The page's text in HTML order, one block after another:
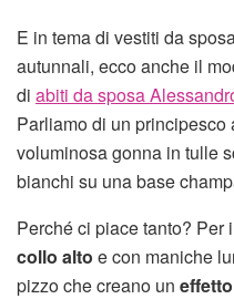
E in tema di vestiti da
autunnali, ecco anche il
di abiti da sposa
Parliamo di un principesco
voluminosa gonna in tulle
bianchi su una base
Perché ci piace tanto? Per
collo alto e con maniche
pizzo che creano un